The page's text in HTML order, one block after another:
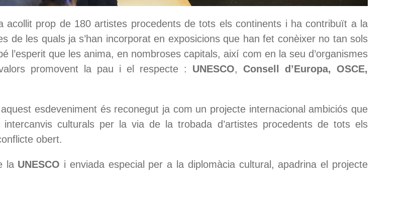
acollit prop de 180 artistes procedents de tots els continents i ha contribuït a la
de les quals ja s’han incorporat en exposicions que han fet conèixer no tan sols
l’esperit que les anima, en nombroses capitals, així com en la seu d’organismes
promovent la pau i el respecte : UNESCO, Consell d’Europa, OSCE,
esdeveniment és reconegut ja com un projecte internacional ambiciós que
culturals per la via de la trobada d’artistes procedents de tots els
obert.
la UNESCO i enviada especial per a la diplomàcia cultural, apadrina el projecte